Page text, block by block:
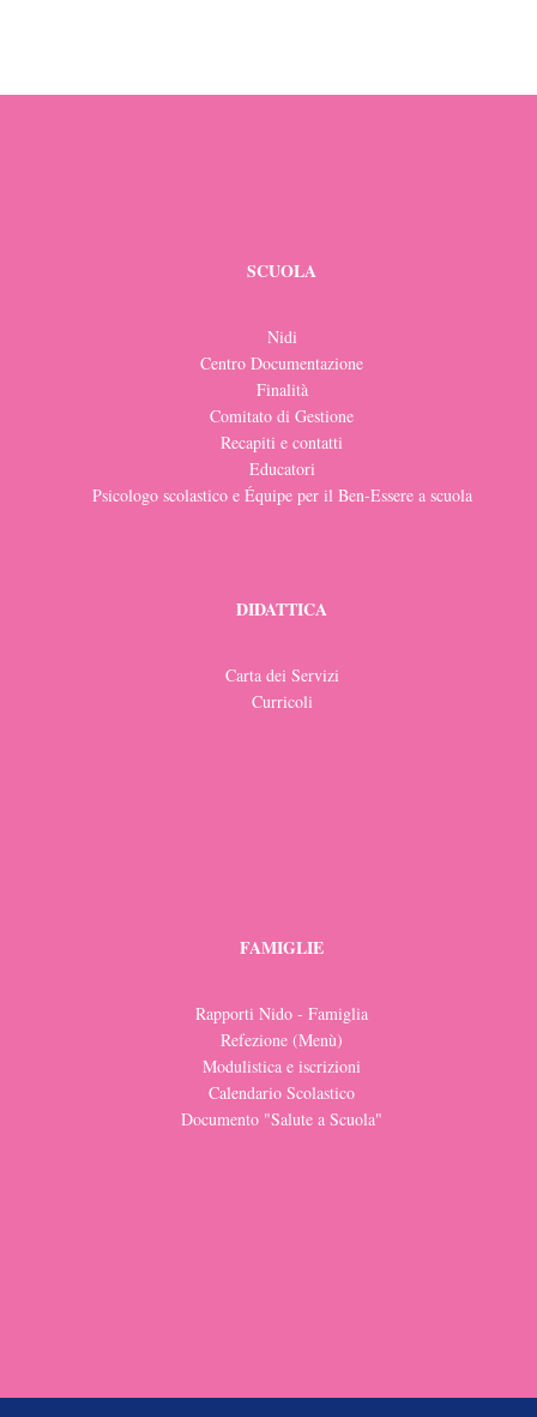
SCUOLA
Nidi
Centro Documentazione
Finalità
Comitato di Gestione
Recapiti e contatti
Educatori
Psicologo scolastico e Équipe per il Ben-Essere a scuola
DIDATTICA
Carta dei Servizi
Curricoli
FAMIGLIE
Rapporti Nido - Famiglia
Refezione (Menù)
Modulistica e iscrizioni
Calendario Scolastico
Documento "Salute a Scuola"